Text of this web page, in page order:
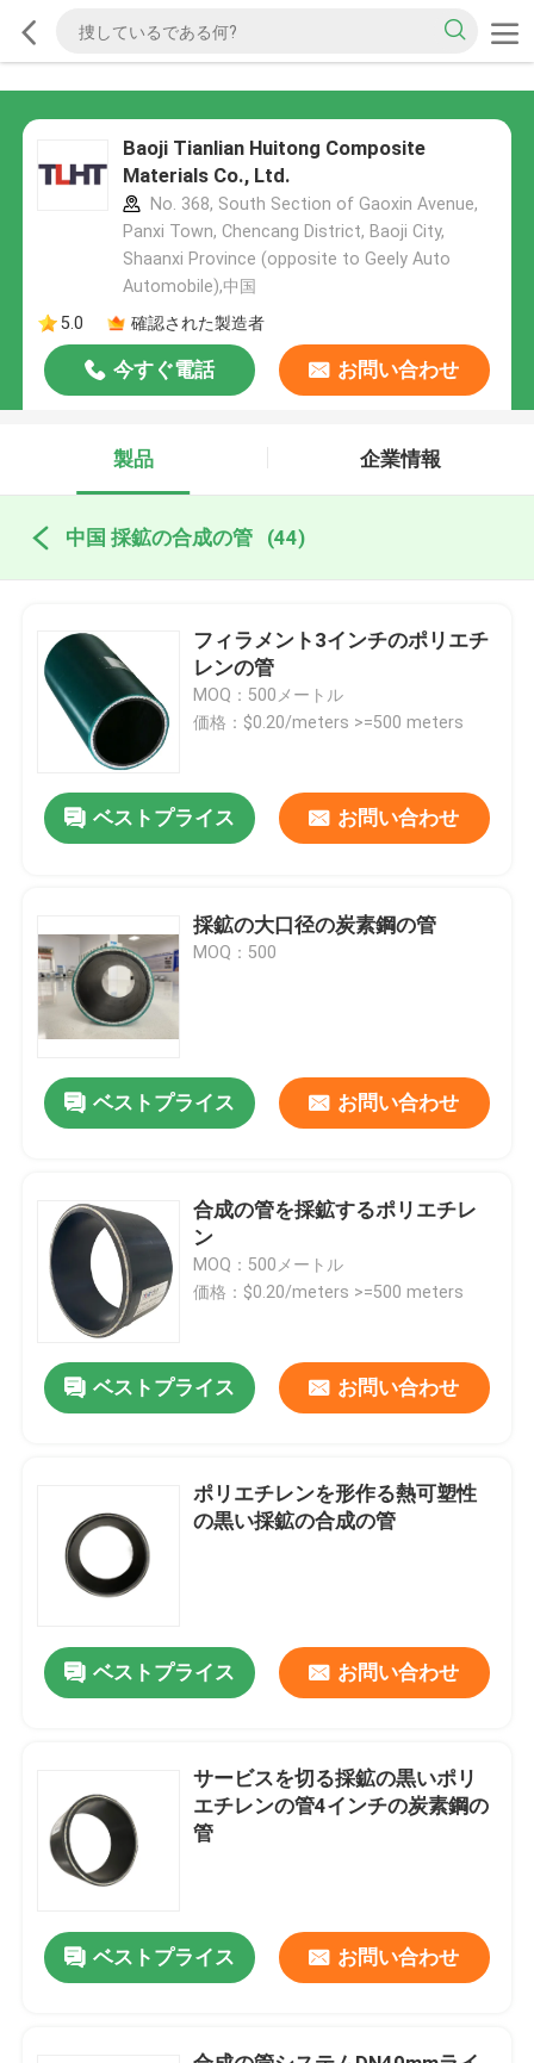
Baoji Tianlian Huitong Composite
Materials Co., Ltd.
No. 368, South Section of Gaoxin Avenue,
Panxi Town, Chencang District, Baoji City,
Shaanxi Province (opposite to Geely Auto
Automobile),中国
5.0
確認された製造者
今すぐ電話 お問い合わせ
製品 企業情報
中国 採鉱の合成の管 (44)
フィラメント3インチのポリエチ
レンの管
MOQ：500メートル
価格：$0.20/meters >=500 meters
ベストプライス お問い合わせ
採鉱の大口径の炭素鋼の管
MOQ：500
ベストプライス お問い合わせ
合成の管を採鉱するポリエチレ
ン
MOQ：500メートル
価格：$0.20/meters >=500 meters
ベストプライス お問い合わせ
ポリエチレンを形作る熱可塑性
の黒い採鉱の合成の管
ベストプライス お問い合わせ
サービスを切る採鉱の黒いポリ
エチレンの管4インチの炭素鋼の
管
ベストプライス お問い合わせ